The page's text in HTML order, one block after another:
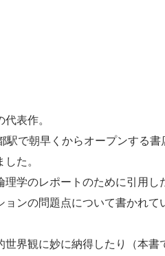
表作。
駅で朝早くからオープンする書
た。
学のレポートのために引用し
ョンの問題点について書かれ
界観に妙に納得したり（本書